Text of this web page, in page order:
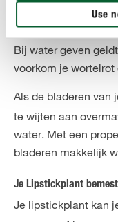
Use
zomer heeft ze
water nodig, in de
Bij water geven
voorkom je
Als de bladeren van
te wijten aan
water. Met een
bladeren makkelijk
Je Lipstickplant
Je lipstickplant kan